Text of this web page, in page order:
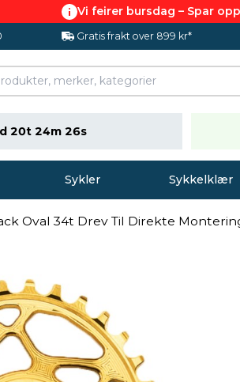
Vi feirer bursdag – Spar
Gratis frakt over 899 kr*
20t 24m 26s
Sykler Sykkelklær
Oval 34t Drev Til Direkte